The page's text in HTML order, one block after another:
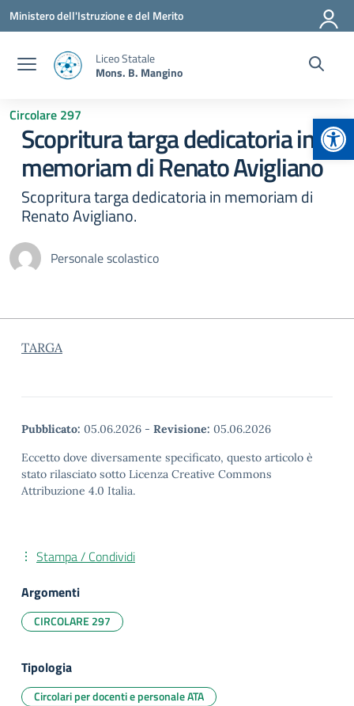
Vai ai contenuti
Vai al menu di navigazione
Vai al footer
Ministero dell'Istruzione e del Merito
Liceo Statale
Mons. B. Mangino
Circolare 297
Scopritura targa dedicatoria in
memoriam di Renato Avigliano
Scopritura targa dedicatoria in memoriam di
Renato Avigliano.
Personale scolastico
TARGA
Pubblicato: 05.06.2026 - Revisione: 05.06.2026
Eccetto dove diversamente specificato, questo articolo è
stato rilasciato sotto Licenza Creative Commons
Attribuzione 4.0 Italia.
Stampa / Condividi
Argomenti
CIRCOLARE 297
Tipologia
Circolari per docenti e personale ATA